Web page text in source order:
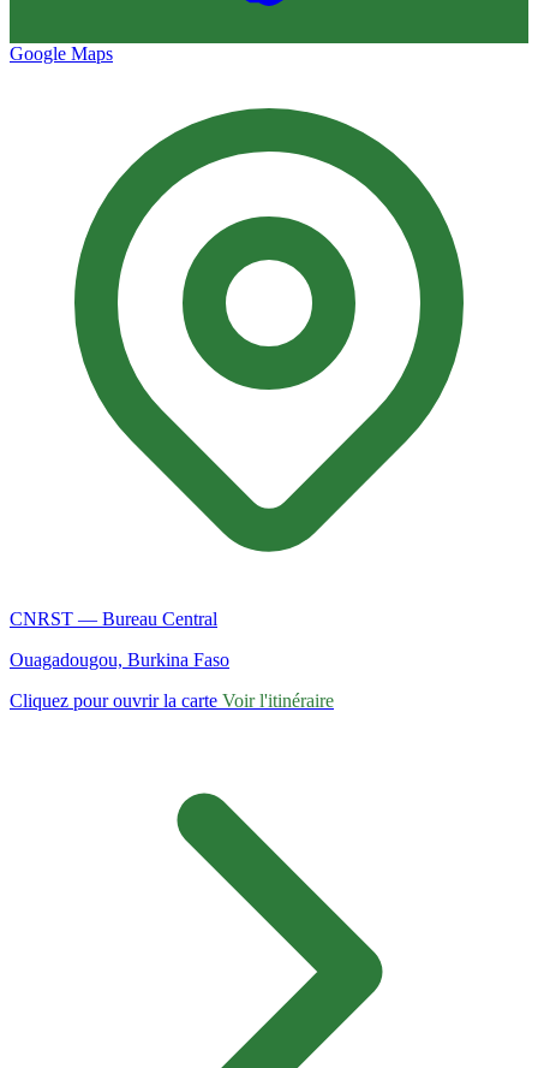
Google Maps
CNRST — Bureau Central
Ouagadougou, Burkina Faso
Cliquez pour ouvrir la carte Voir l'itinéraire